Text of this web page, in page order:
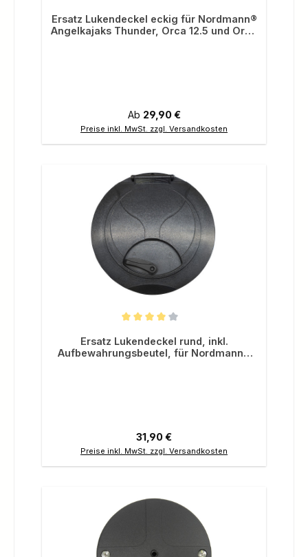
Ersatz Lukendeckel eckig für Nordmann®
Angelkajaks Thunder, Orca 12.5 und Orca
Regulärer Preis:
Ab 29,90 €
Preise inkl. MwSt. zzgl. Versandkosten
Ersatz Lukendeckel rund, inkl.
Aufbewahrungsbeutel, für Nordmann®
Regulärer Preis:
31,90 €
Preise inkl. MwSt. zzgl. Versandkosten